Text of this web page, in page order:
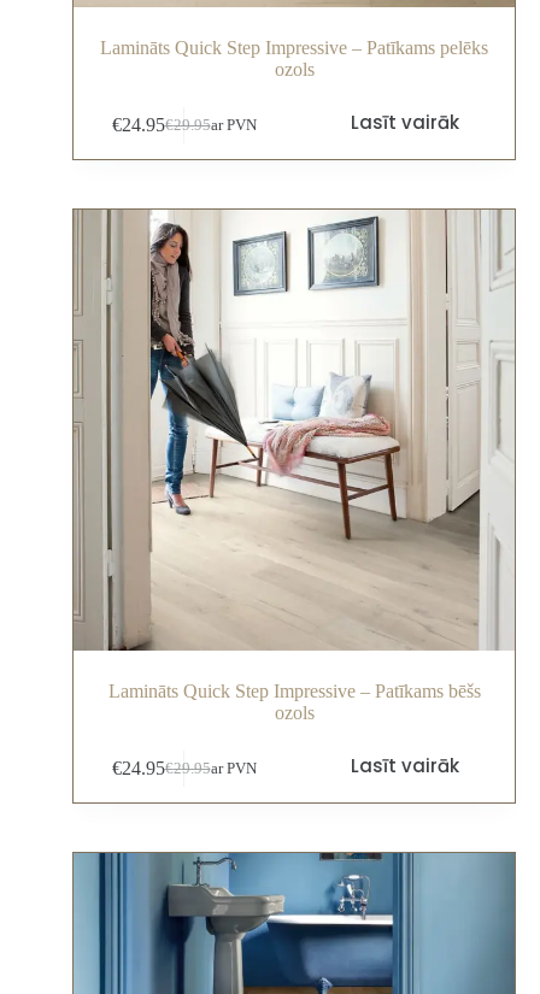
Lamināts Quick Step Impressive – Patīkams pelēks
ozols
€29.95
€24.95 ar PVN Lasīt vairāk
Lamināts Quick Step Impressive – Patīkams bēšs
ozols
€29.95
€24.95 ar PVN Lasīt vairāk